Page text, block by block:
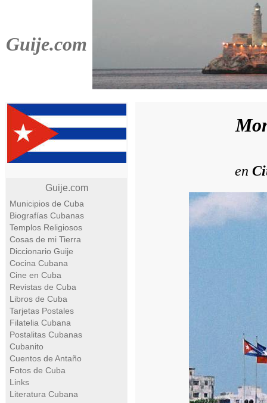
Guije.com
Guije.com
Municipios de Cuba
Biografías Cubanas
Templos Religiosos
Cosas de mi Tierra
Diccionario Guije
Cocina Cubana
Cine en Cuba
Revistas de Cuba
Libros de Cuba
Tarjetas Postales
Filatelia Cubana
Postalitas Cubanas
Cubanito
Cuentos de Antaño
Fotos de Cuba
Links
Literatura Cubana
en